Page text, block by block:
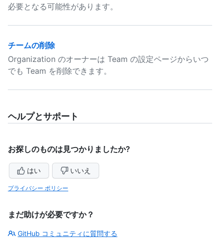
必要となる可能性があります。
チームの削除
Organization のオーナーは Team の設定ページからいつ
でも Team を削除できます。
ヘルプとサポート
お探しのものは見つかりましたか?
はい いいえ
プライバシー ポリシー
まだ助けが必要ですか？
GitHub コミュニティに質問する